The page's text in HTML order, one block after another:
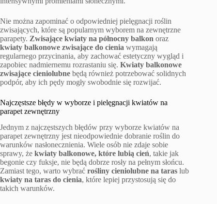
Nie można zapominać o odpowiedniej pielęgnacji roślin
zwisających, które są popularnym wyborem na zewnętrzne
parapety. Zwisające kwiaty na północny balkon oraz
kwiaty balkonowe zwisające do cienia wymagają
regularnego przycinania, aby zachować estetyczny wygląd i
zapobiec nadmiernemu rozrastaniu się. Kwiaty balkonowe
zwisające cieniolubne będą również potrzebować solidnych
podpór, aby ich pędy mogły swobodnie się rozwijać.
Najczęstsze błędy w wyborze i pielęgnacji kwiatów na
parapet zewnętrzny
Jednym z najczęstszych błędów przy wyborze kwiatów na
parapet zewnętrzny jest nieodpowiednie dobranie roślin do
warunków nasłonecznienia. Wiele osób nie zdaje sobie
sprawy, że kwiaty balkonowe, które lubią cień, takie jak
begonie czy fuksje, nie będą dobrze rosły na pełnym słońcu.
Zamiast tego, warto wybrać rośliny cieniolubne na taras lub
kwiaty na taras do cienia, które lepiej przystosują się do
takich warunków.